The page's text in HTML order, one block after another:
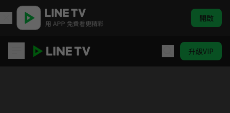
用 APP 免費看更精彩 開啟
升級VIP